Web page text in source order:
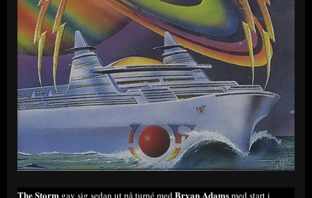
The Storm gav sig sedan ut på turné medBryan Adamsmed start i